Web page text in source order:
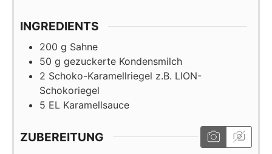
INGREDIENTS
200 g Sahne
50 g gezuckerte Kondensmilch
2 Schoko-Karamellriegel z.B. LION-
Schokoriegel
5 EL Karamellsauce
ZUBEREITUNG